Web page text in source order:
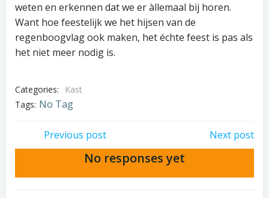
weten en erkennen dat we er àllemaal bij horen.
Want hoe feestelijk we het hijsen van de
regenboogvlag ook maken, het échte feest is pas als
het niet meer nodig is.
Categories:
Kast
Tags: No Tag
Post
navigation
Previous post
Post
navigation
Next post
No responses yet